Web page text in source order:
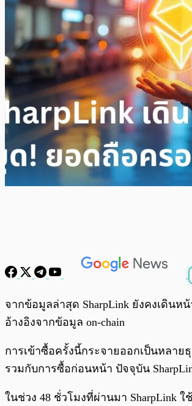
พร้อมเล่น
จากข้อมูลล่าสุด SharpLink ยังคงเดินห
อ้างอิงจากข้อมูล on-chain
การเข้าซื้อครั้งนี้กระจายออกเป็นหลา
รวมกับการซื้อก่อนหน้า ปัจจุบัน
ในช่วง 48 ชั่วโมงที่ผ่านมา SharpLink